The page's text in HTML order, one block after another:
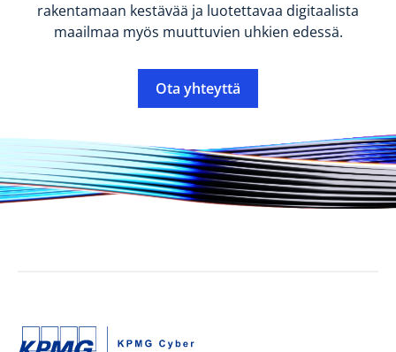
rakentamaan kestävää ja luotettavaa digitaalista
maailmaa myös muuttuvien uhkien edessä.
Ota yhteyttä